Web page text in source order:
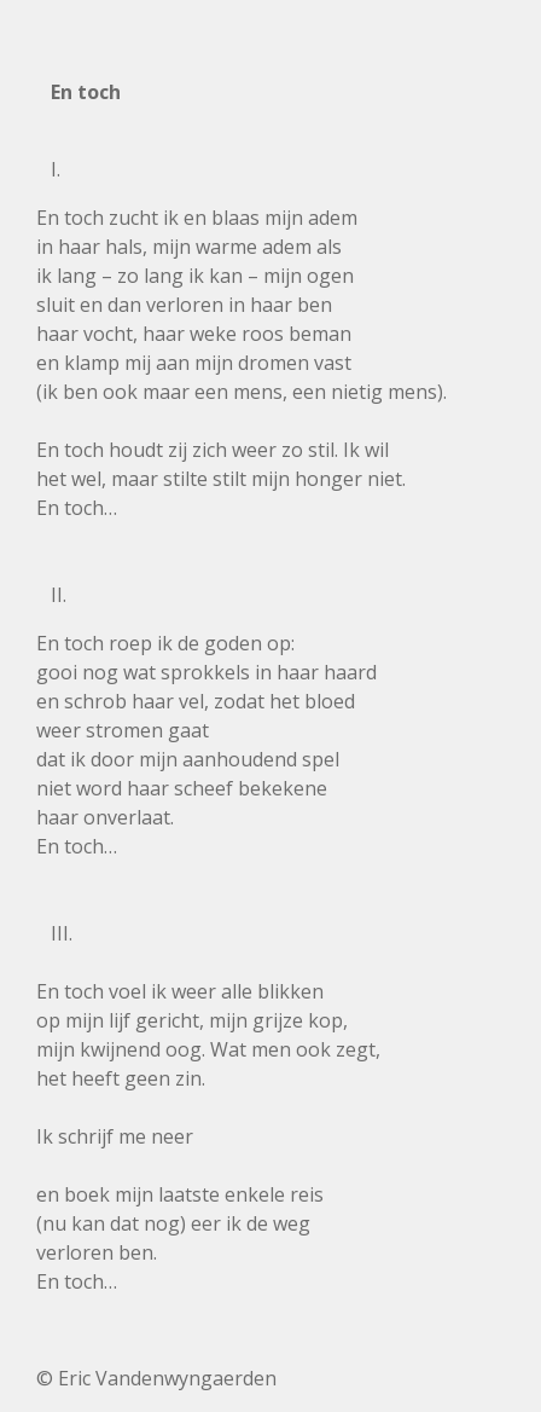
En toch
I.
En toch zucht ik en blaas mijn adem
in haar hals, mijn warme adem als
ik lang – zo lang ik kan – mijn ogen
sluit en dan verloren in haar ben
haar vocht, haar weke roos beman
en klamp mij aan mijn dromen vast
(ik ben ook maar een mens, een nietig mens).
En toch houdt zij zich weer zo stil. Ik wil
het wel, maar stilte stilt mijn honger niet.
En toch…
II.
En toch roep ik de goden op:
gooi nog wat sprokkels in haar haard
en schrob haar vel, zodat het bloed
weer stromen gaat
dat ik door mijn aanhoudend spel
niet word haar scheef bekekene
haar onverlaat.
En toch…
III.
En toch voel ik weer alle blikken
op mijn lijf gericht, mijn grijze kop,
mijn kwijnend oog. Wat men ook zegt,
het heeft geen zin.
Ik schrijf me neer
en boek mijn laatste enkele reis
(nu kan dat nog) eer ik de weg
verloren ben.
En toch…
© Eric Vandenwyngaerden